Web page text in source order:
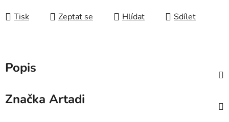
Tisk Zeptat se Hlídat Sdílet
Popis
Značka Artadi